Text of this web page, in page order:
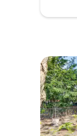
icônica